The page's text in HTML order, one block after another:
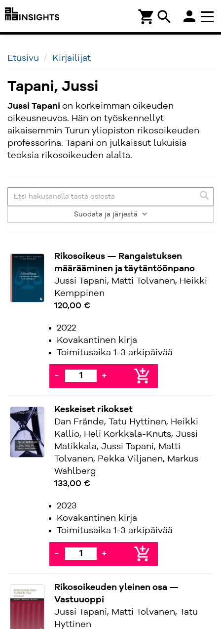
search
shopping_cart person
Etusivu Kirjailijat
Tapani, Jussi
Jussi Tapani on korkeimman oikeuden
oikeusneuvos. Hän on työskennellyt
aikaisemmin Turun yliopiston rikosoikeuden
professorina. Tapani on julkaissut lukuisia
teoksia rikosoikeuden alalta.
Suodata ja järjestä
Rikosoikeus — Rangaistuksen
määrääminen ja täytäntöönpano
Jussi Tapani, Matti Tolvanen, Heikki
Kemppinen
120,00 €
2022
Kovakantinen kirja
Toimitusaika 1-3 arkipäivää
- + add_shopping_cart
Keskeiset rikokset
Dan Frände, Tatu Hyttinen, Heikki
Kallio, Heli Korkkala-Knuts, Jussi
Matikkala, Jussi Tapani, Matti
Tolvanen, Pekka Viljanen, Markus
Wahlberg
133,00 €
2023
Kovakantinen kirja
Toimitusaika 1-3 arkipäivää
- + add_shopping_cart
Rikosoikeuden yleinen osa​ —
Vastuuoppi
Jussi Tapani, Matti Tolvanen, Tatu
Hyttinen